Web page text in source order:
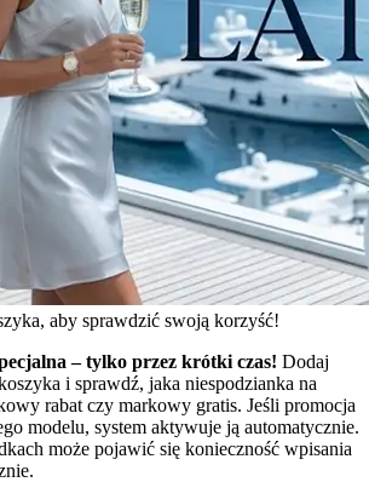
aby sprawdzić swoją korzyść!
– tylko przez krótki czas! Dodaj
i sprawdź, jaka niespodzianka na
rabat czy markowy gratis. Jeśli promocja
modelu, system aktywuje ją automatycznie.
może pojawić się konieczność wpisania